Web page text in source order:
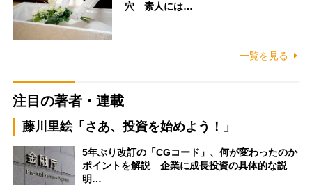
穴 素人には…
一覧を見る
注目の著者・連載
藤川里絵「さあ、投資を始めよう！」
5年ぶり改訂の「CGコード」、何が変わったのか
ポイントを解説 企業に成長投資の具体的な説
明…